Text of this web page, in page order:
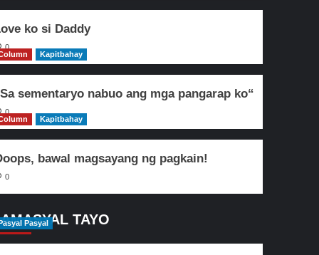
ko si Daddy
0
Kapitbahay
sementaryo nabuo ang mga pangarap ko“
0
Kapitbahay
bawal magsayang ng pagkain!
0
TAYO
Pasyal